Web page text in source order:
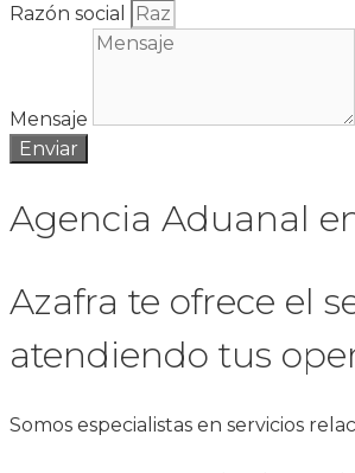
Razón social
Mensaje
Enviar
Agencia Aduanal
Azafra te ofrece el
atendiendo tus
Somos especialistas en servicios